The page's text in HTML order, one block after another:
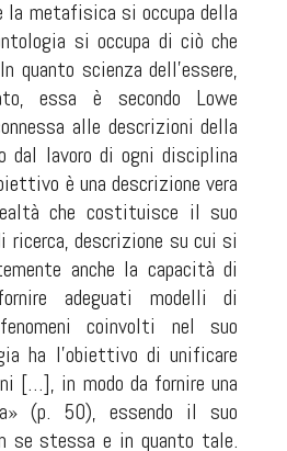
metafisica si occupa della
si occupa di ciò che
quanto scienza dell’essere,
essa è secondo Lowe
alle descrizioni della
dal lavoro di ogni disciplina
è una descrizione vera
che costituisce il suo
descrizione su cui si
anche la capacità di
adeguati modelli di
coinvolti nel suo
ha l’obiettivo di unificare
[…], in modo da fornire una
(p. 50), essendo il suo
se stessa e in quanto tale.